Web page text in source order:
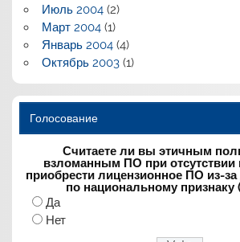
Июль 2004(2)
Март 2004(1)
Январь 2004(4)
Октябрь 2003(1)
Голосование
Считаете ли вы этичным
взломанным ПО при отсутствии
приобрести лицензионное ПО из-
по национальному признаку
Да
Нет